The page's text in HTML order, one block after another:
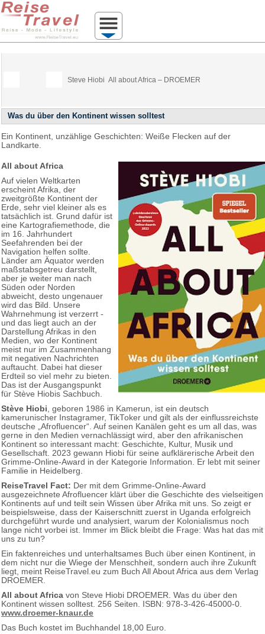
Steve Hiobi All about Africa – DROEMER
Was du über den Kontinent wissen solltest
Ein Kontinent, unzählige Geschichten: Weiße Flecken auf der
Landkarte.
All about Africa
Auf vielen Weltkarten
erscheint Afrika, der
zweitgrößte Kontinent der
Erde, sehr viel kleiner als es
tatsächlich ist. Grund dafür ist
eine Kartografiemethode, die
im 16. Jahrhundert
Seefahrenden bei der
Navigation helfen sollte.
Länder am Äquator werden
maßstabsgetreu darstellt,
aber je weiter man nach
Süden oder Norden
abweicht, desto ungenauer
wird das Bild. Unsere
Wahrnehmung ist verzerrt -
und das liegt auch an der
Darstellung Afrikas in den
Medien, wo der Kontinent
meist nur im Zusammenhang
mit negativen Nachrichten
auftaucht. Dabei hat dieser
Erdteil so viel mehr zu bieten.
Das ist der Ausgangspunkt
für Stève Hiobis Sachbuch.
Stève Hiobi , geboren 1986 in Kamerun, ist ein deutsch
kamerunischer Instagramer, TikToker und gilt als der einflussreichste
deutsche „Afrofluencer“. Auf seinen Kanälen geht es um all das, was
gerne in den Medien vernachlässigt wird, aber den afrikanischen
Kontinent so interessant macht: Geschichte, Kultur, Musik und
Gesellschaft. 2023 gewann Hiobi für seine aufklärerische Arbeit den
Grimme-Online-Award in der Kategorie Information. Er lebt mit seiner
Familie in Heidelberg.
ReiseTravel Fact: Der mit dem Grimme-Online-Award
ausgezeichnete Afrofluencer klärt über die Geschichte des vielseitigen
Kontinents auf und teilt sein Wissen über Afrika mit uns. So zeigt er
beispielsweise, dass der Kaiserschnitt zuerst in Uganda erfolgreich
durchgeführt wurde und analysiert, warum der Kolonialismus noch
lange nicht vorbei ist. Immer im Blick bleibt die Frage: Was hat das mit
uns zu tun?
Ein faktenreiches und unterhaltsames Buch über einen Kontinent, in
dem nicht nur die Wiege der Menschheit, sondern auch ihre Zukunft
liegt, meint ReiseTravel.eu zum Buch All About Africa aus dem Verlag
DROEMER.
All about Africa von Steve Hiobi DROEMER. Was du über den
Kontinent wissen solltest. 256 Seiten. ISBN: 978-3-426-45000-0.
www.droemer-knaur.de
Das Buch kostet im Buchhandel 18,00 Euro.